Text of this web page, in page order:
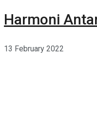
Harmoni
13 February 2022